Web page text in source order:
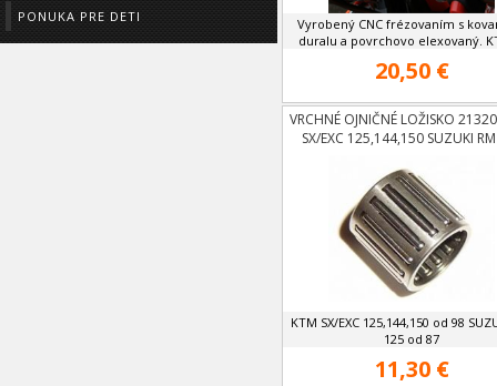
PONUKA PRE DETI
Vyrobený CNC frézovaním s
duralu a povrchovo elexovaný.
20,50 €
VRCHNÉ OJNIČNÉ LOŽISKO
SX/EXC 125,144,150 SUZUKI
KTM SX/EXC 125,144,150 od 98
125 od 87
11,30 €